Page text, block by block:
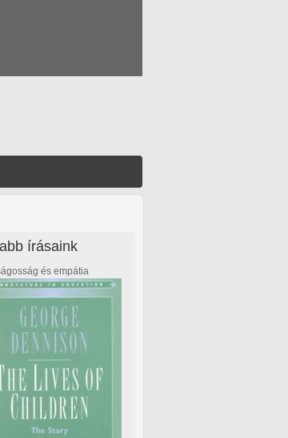
írásaink
és empátia